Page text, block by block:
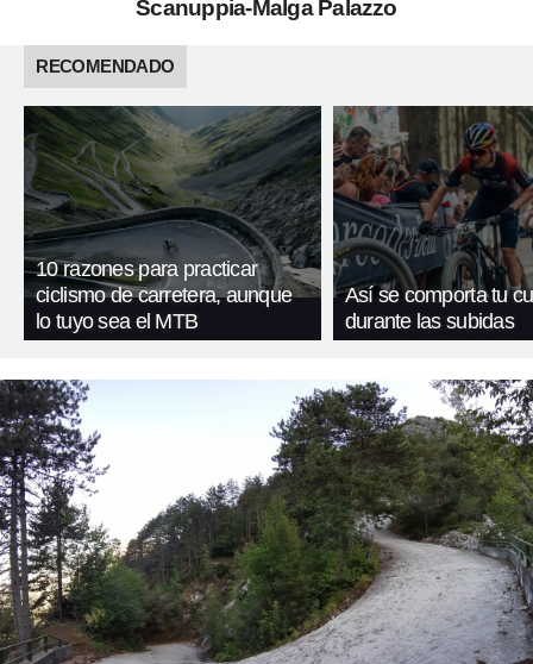
Scanuppia-Malga Palazzo
RECOMENDADO
10 razones para practicar
ciclismo de carretera, aunque
lo tuyo sea el MTB
Así se comporta tu
durante las subidas